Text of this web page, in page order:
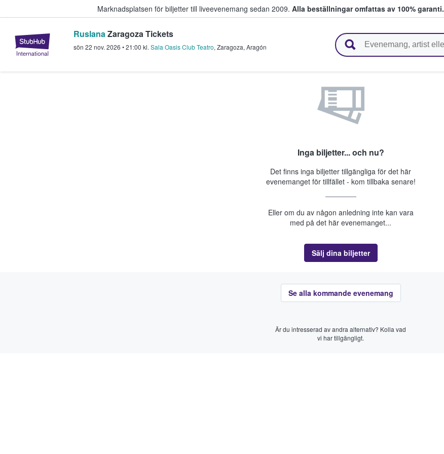
Marknadsplatsen för biljetter till liveevenemang sedan 2009. Alla beställningar omfattas av 100% garanti.
StubHub – där fans köper och säljer biljetter.
RuslanaZaragoza Tickets
sön 22 nov. 2026 •21:00 kl. Sala Oasis Club Teatro, Zaragoza, Aragón
Inga biljetter... och nu?
Det finns inga biljetter tillgängliga för det här
evenemanget för tillfället - kom tillbaka senare!
Eller om du av någon anledning inte kan vara
med på det här evenemanget...
Sälj dina biljetter
Se alla kommande evenemang
Är du intresserad av andra alternativ? Kolla vad
vi har tillgängligt.